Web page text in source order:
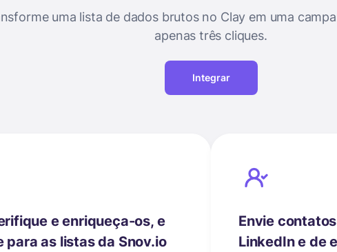
uma lista de dados brutos no Clay em uma
apenas três cliques.
Integrar
e enriqueça-os, e
as listas da Snov.io
Envie
LinkedIn e de